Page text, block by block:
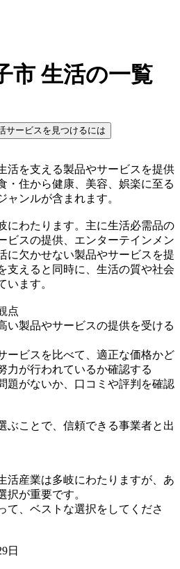
市 生活の一覧
サービスを見つけるには
活を支える製品やサービスを提供
・住から健康、美容、娯楽に至る
ャンルが含まれます。
にわたります。主に生活必需品の
ビスの提供、エンターテインメン
に欠かせない製品やサービスを提
支えると同時に、生活の質や社会
います。
点
い製品やサービスの提供を受ける
ービスを比べて、適正な価格かど
力が行われているか確認する
題がないか、口コミや評判を確認
ぶことで、信頼できる事業者と出
活産業は多岐にわたりますが、あ
択が重要です。
て、ベストな選択をしてくださ
日